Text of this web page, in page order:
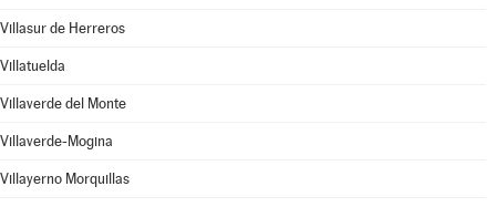
Villasur de Herreros
Villatuelda
Villaverde del Monte
Villaverde-Mogina
Villayerno Morquillas